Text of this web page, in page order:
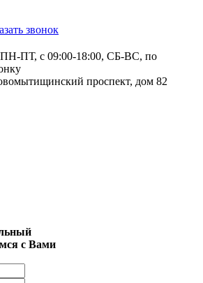
звонок
ПН-ПТ, с 09:00-18:00, СБ-ВС, по
проспект, дом 82
с Вами